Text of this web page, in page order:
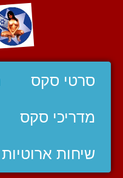
סרטי סקס
מדריכי סקס
שיחות ארוטיות